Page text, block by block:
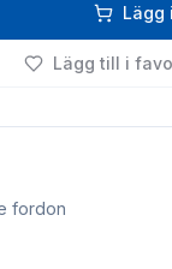
Lägg
Lägg till i
fordon